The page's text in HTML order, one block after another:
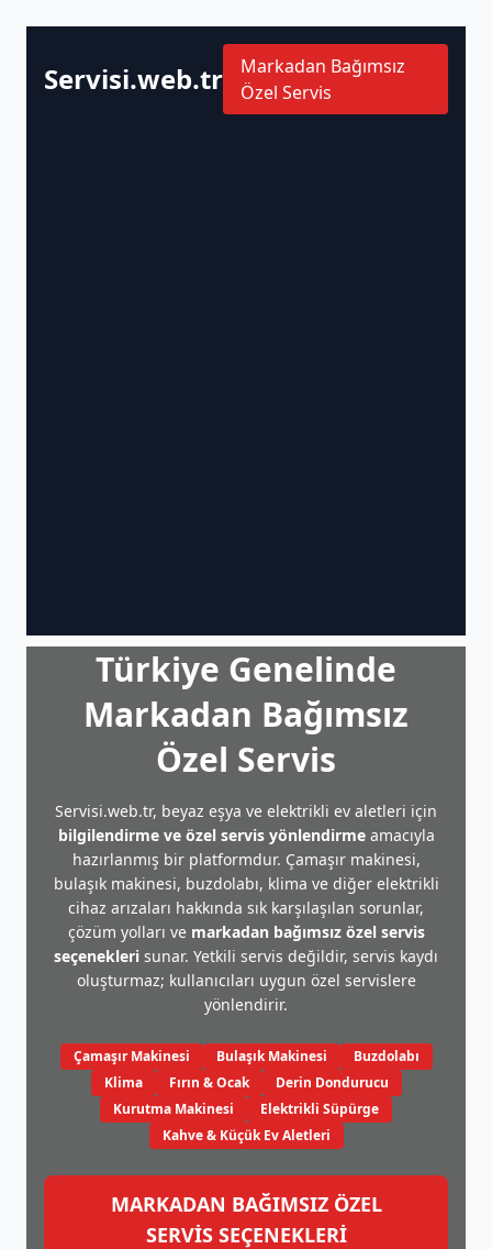
Servisi.web.tr
Markadan Bağımsız
Özel Servis
Türkiye Genelinde
Markadan Bağımsız
Özel Servis
Servisi.web.tr, beyaz eşya ve elektrikli ev aletleri için
bilgilendirme ve özel servis yönlendirmeamacıyla
hazırlanmış bir platformdur. Çamaşır makinesi,
bulaşık makinesi, buzdolabı, klima ve diğer elektrikli
cihaz arızaları hakkında sık karşılaşılan sorunlar,
çözüm yolları ve markadan bağımsız özel servis
seçenekleri sunar. Yetkili servis değildir, servis kaydı
oluşturmaz; kullanıcıları uygun özel servislere
yönlendirir.
Çamaşır Makinesi Bulaşık Makinesi
Buzdolabı
Klima
Fırın & Ocak
Derin Dondurucu
Kurutma Makinesi
Elektrikli Süpürge
Kahve & Küçük Ev Aletleri
MARKADAN BAĞIMSIZ ÖZEL
SERVİS SEÇENEKLERİ